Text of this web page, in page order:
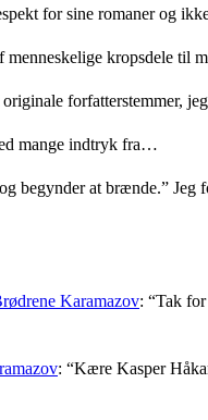
for sine romaner og
menneskelige kropsdele til
forfatterstemmer,
mange indtryk fra…
begynder at brænde.”
Karamazov: “Tak
: “Kære Kasper